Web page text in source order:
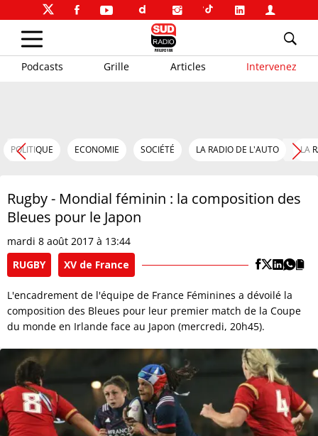
Podcasts Grille Articles Intervenez
POLITIQUE ECONOMIE SOCIÉTÉ LA RADIO DE L'AUTO LA
Rugby - Mondial féminin : la composition des
Bleues pour le Japon
mardi 8 août 2017 à 13:44
RUGBY
XV de France
L'encadrement de l'équipe de France Féminines a dévoilé la
composition des Bleues pour leur premier match de la Coupe
du monde en Irlande face au Japon (mercredi, 20h45).